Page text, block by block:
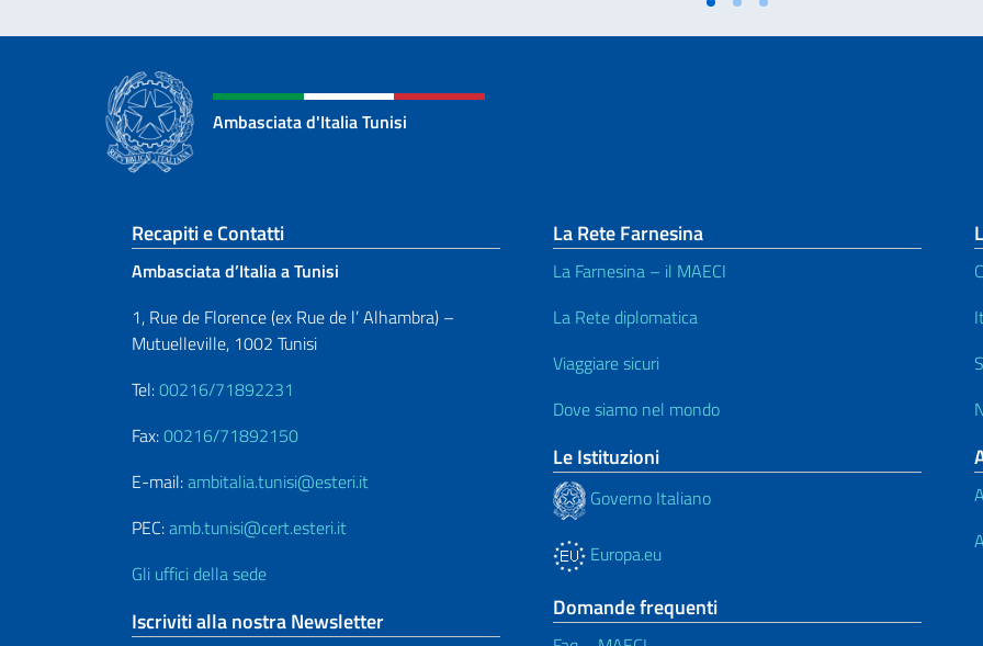
Ambasciata d'Italia Tunisi
Sezione footer
Recapiti e Contatti
Ambasciata d’Italia a Tunisi
1, Rue de Florence (ex Rue de l’ Alhambra) –
Mutuelleville, 1002 Tunisi
Tel:00216/71892231
Fax:00216/71892150
E-mail:ambitalia.tunisi@esteri.it
PEC:amb.tunisi@cert.esteri.it
Gli uffici della sede
Iscriviti alla nostra Newsletter
La Rete Farnesina
La Farnesina – il MAECI
La Rete diplomatica
Viaggiare sicuri
Dove siamo nel mondo
Le Istituzioni
Governo Italiano
Europa.eu
Domande frequenti